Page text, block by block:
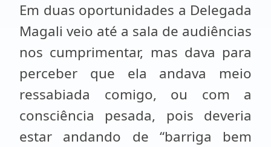
Em duas oportunidades a Delegada
Magali veio até a sala de audiências
nos cumprimentar, mas dava para
perceber que ela andava meio
ressabiada comigo, ou com a
consciência pesada, pois deveria
estar andando de “barriga bem